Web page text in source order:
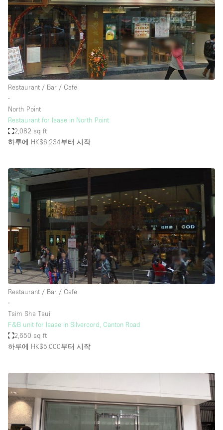
Restaurant / Bar / Cafe
∙
North Point
Restaurant for lease in North Point
2,082 sq ft
하루에 HK$6,234부터 시작
Restaurant / Bar / Cafe
∙
Tsim Sha Tsui
F&B unit for lease in Silvercord, Canton Road
2,650 sq ft
하루에 HK$5,000부터 시작